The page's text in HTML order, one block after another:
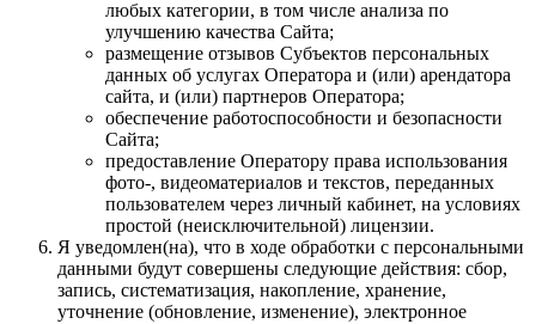
любых категории, в том числе анализа по
улучшению качества Сайта;
размещение отзывов Субъектов персональных
данных об услугах Оператора и (или) арендатора
сайта, и (или) партнеров Оператора;
обеспечение работоспособности и безопасности
Сайта;
предоставление Оператору права использования
фото-, видеоматериалов и текстов, переданных
пользователем через личный кабинет, на условиях
простой (неисключительной) лицензии.
Я уведомлен(на), что в ходе обработки с персональными
данными будут совершены следующие действия: сбор,
запись, систематизация, накопление, хранение,
уточнение (обновление, изменение), электронное